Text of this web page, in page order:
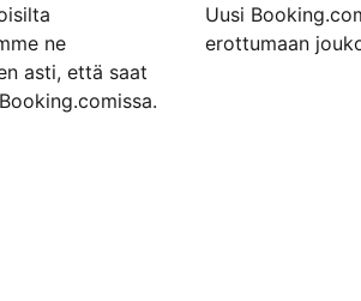
ne
asti, että saat
Uusi
erottumaan